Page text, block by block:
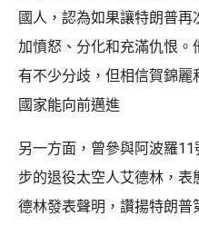
國人，認為如果讓特朗普
加憤怒、分化和充滿仇恨
有不少分歧，但相信賀錦
國家能向前邁進
另一方面，曾參與阿波羅
步的退役太空人艾德林，
德林發表聲明，讚揚特朗